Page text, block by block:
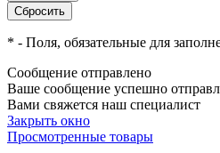
* - Поля, обязательные для
Сообщение отправлено
Ваше сообщение успешно
Вами свяжется наш специалист
Закрыть окно
Просмотренные товары